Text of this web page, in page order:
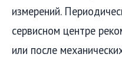
измерений.
сервисном центре
или после